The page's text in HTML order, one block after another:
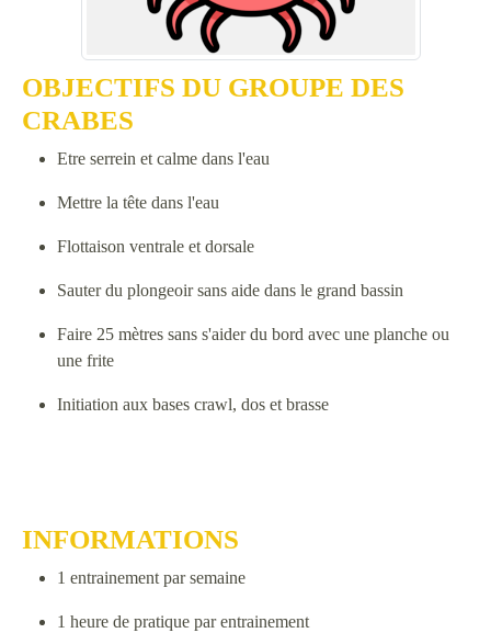
OBJECTIFS DU GROUPE DES
CRABES
Etre serrein et calme dans l'eau
Mettre la tête dans l'eau
Flottaison ventrale et dorsale
Sauter du plongeoir sans aide dans le grand bassin
Faire 25 mètres sans s'aider du bord avec une planche ou
une frite
Initiation aux bases crawl, dos et brasse
INFORMATIONS
1 entrainement par semaine
1 heure de pratique par entrainement